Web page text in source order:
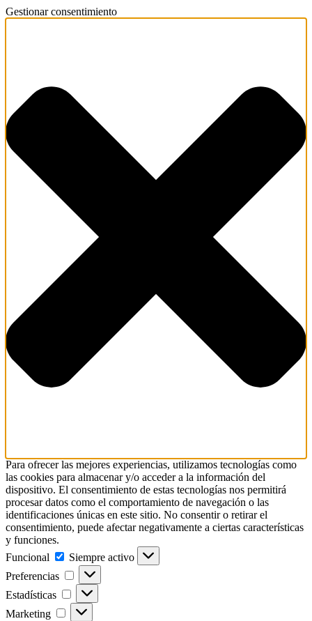
Gestionar consentimiento
Para ofrecer las mejores experiencias, utilizamos tecnologías como
las cookies para almacenar y/o acceder a la información del
dispositivo. El consentimiento de estas tecnologías nos permitirá
procesar datos como el comportamiento de navegación o las
identificaciones únicas en este sitio. No consentir o retirar el
consentimiento, puede afectar negativamente a ciertas características
y funciones.
Funcional
Funcional
Siempre activo
Preferencias
Preferencias
Estadísticas Estadísticas
Marketing Marketing